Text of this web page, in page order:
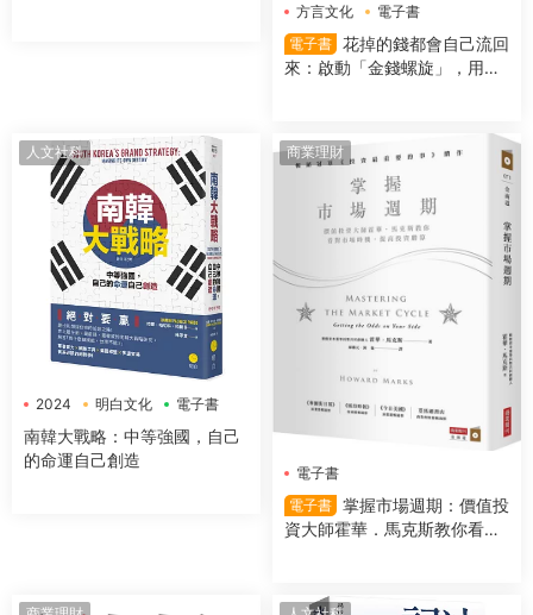
方言文化
電子書
電子書 花掉的錢都會自己流回
來：啟動「金錢螺旋」，用錢
人文社科
2024 明白文化 電子書
南韓大戰略：中等強國，自己
的命運自己創造
商業理財
電子書
電子書 掌握市場週期：價值投
資大師霍華．馬克斯教你看對